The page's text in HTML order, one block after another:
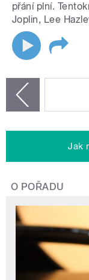
přání plní.
Joplin, Lee
Jak
O POŘADU